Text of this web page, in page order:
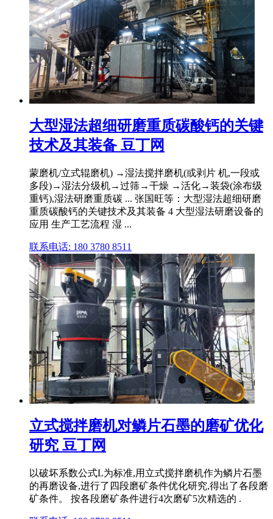
大型湿法超细研磨重质碳酸钙的关键
技术及其装备 豆丁网
蒙磨机/立式辊磨机) →湿法搅拌磨机(或剥片 机,一段或
多段)→湿法分级机→过筛→干燥 →活化→装袋(涂布级
重钙),湿法研磨重质碳 ... 张国旺等：大型湿法超细研磨
重质碳酸钙的关键技术及其装备 4 大型湿法研磨设备的
应用 生产工艺流程 湿 ...
联系电话: 180 3780 8511
立式搅拌磨机对鳞片石墨的磨矿优化
研究 豆丁网
以破坏系数公式L为标准,用立式搅拌磨机作为鳞片石墨
的再磨设备,进行了四段磨矿条件优化研究,得出了各段磨
矿条件。 按各段磨矿条件进行4次磨矿5次精选的 .